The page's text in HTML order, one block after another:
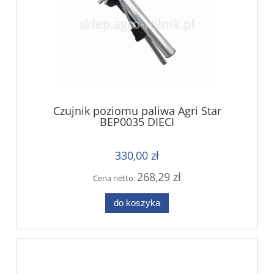
Czujnik poziomu paliwa Agri Star
BEP0035 DIECI
330,00 zł
Cena netto: 268,29 zł
do koszyka